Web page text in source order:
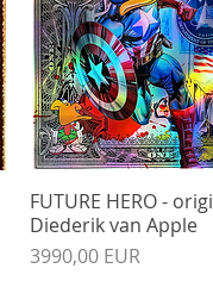
Gyorsnézet
FUTURE HERO -
Diederik van Apple
Ár
3990,00 EUR